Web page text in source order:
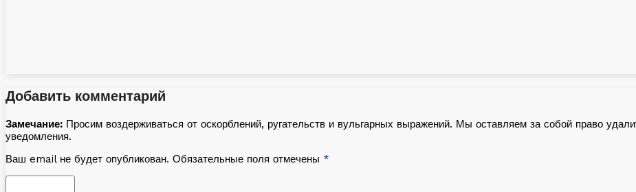
Добавить комментарий
Замечание: Просим воздерживаться от оскорблений, ругательств и вульгарных выражений. Мы оставляем за собой право
уведомления.
Ваш email не будет опубликован. Обязательные поля отмечены *